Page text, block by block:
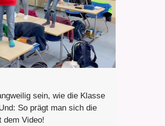
sein, wie die Klasse
So prägt man sich die
dem Video!